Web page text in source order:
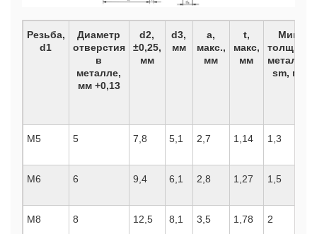
Резьба,
d1
Диаметр
отверстия
в
металле,
мм +0,13
d2,
±0,25,
мм
d3,
мм
а,
макс.,
мм
t,
макс,
мм
Мин.
толщина
металла,
sm, мм
М5 5 7,8 5,1 2,7 1,14 1,3
М6 6 9,4 6,1 2,8 1,27 1,5
М8 8 12,5 8,1 3,5 1,78 2